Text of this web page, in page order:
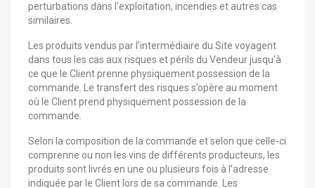
perturbations dans l'exploitation, incendies et autres cas
similaires.
Les produits vendus par l’intermédiaire du Site voyagent
dans tous les cas aux risques et périls du Vendeur jusqu'à
ce que le Client prenne physiquement possession de la
commande. Le transfert des risques s’opère au moment
où le Client prend physiquement possession de la
commande.
Selon la composition de la commande et selon que celle-ci
comprenne ou non les vins de différents producteurs, les
produits sont livrés en une ou plusieurs fois à l’adresse
indiquée par le Client lors de sa commande. Les